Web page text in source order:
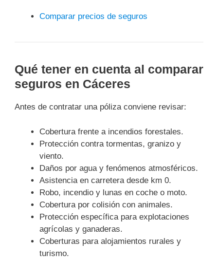
Comparar precios de seguros
Qué tener en cuenta al comparar
seguros en Cáceres
Antes de contratar una póliza conviene revisar:
Cobertura frente a incendios forestales.
Protección contra tormentas, granizo y
viento.
Daños por agua y fenómenos atmosféricos.
Asistencia en carretera desde km 0.
Robo, incendio y lunas en coche o moto.
Cobertura por colisión con animales.
Protección específica para explotaciones
agrícolas y ganaderas.
Coberturas para alojamientos rurales y
turismo.